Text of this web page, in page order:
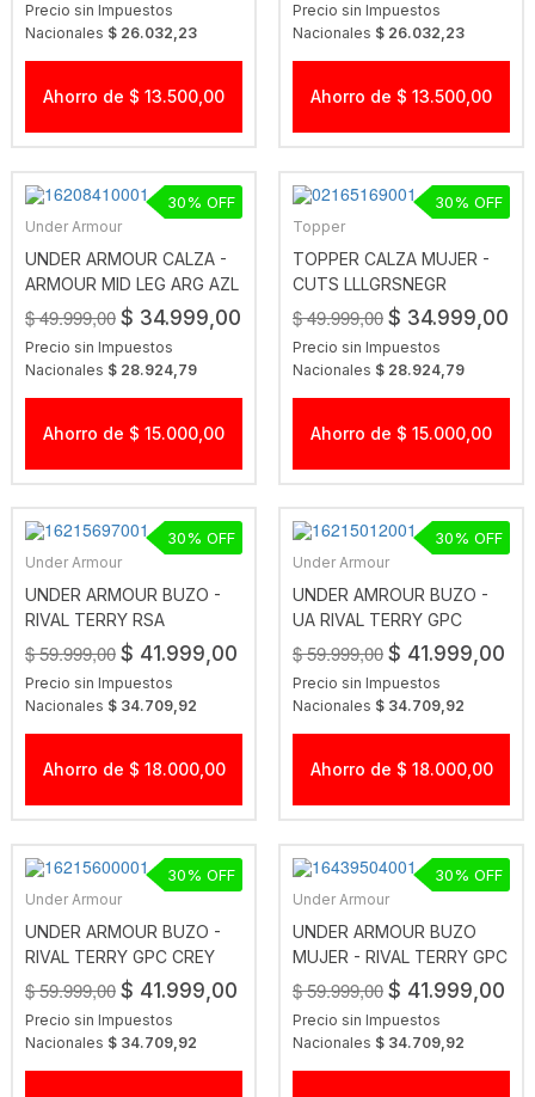
Precio sin Impuestos
Nacionales $ 26.032,23
Ahorro de $ 13.500,00
Precio sin Impuestos
Nacionales $ 26.032,23
Ahorro de $ 13.500,00
Under Armour
UNDER ARMOUR CALZA -
ARMOUR MID LEG ARG AZL
$ 49.999,00 $ 34.999,00
Precio sin Impuestos
Nacionales $ 28.924,79
30
Ahorro de $ 15.000,00
Topper
TOPPER CALZA MUJER -
CUTS LLLGRSNEGR
$ 49.999,00 $ 34.999,00
Precio sin Impuestos
Nacionales $ 28.924,79
30
Ahorro de $ 15.000,00
Under Armour
UNDER ARMOUR BUZO -
RIVAL TERRY RSA
$ 59.999,00 $ 41.999,00
Precio sin Impuestos
Nacionales $ 34.709,92
30
Ahorro de $ 18.000,00
Under Armour
UNDER AMROUR BUZO -
UA RIVAL TERRY GPC
CREW GRIS
$ 59.999,00 $ 41.999,00
Precio sin Impuestos
Nacionales $ 34.709,92
30
Ahorro de $ 18.000,00
Under Armour
UNDER ARMOUR BUZO -
RIVAL TERRY GPC CREY
RJO
$ 59.999,00 $ 41.999,00
Precio sin Impuestos
Nacionales $ 34.709,92
30
Under Armour
UNDER ARMOUR BUZO
MUJER - RIVAL TERRY GPC
HDY BEIGE
$ 59.999,00 $ 41.999,00
Precio sin Impuestos
Nacionales $ 34.709,92
30